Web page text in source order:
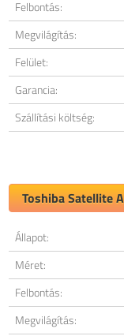
Felbontás:
Megvilágítás:
Felület:
Garancia:
Szállítási költség:
Toshiba Satellite
Állapot:
Méret:
Felbontás:
Megvilágítás: